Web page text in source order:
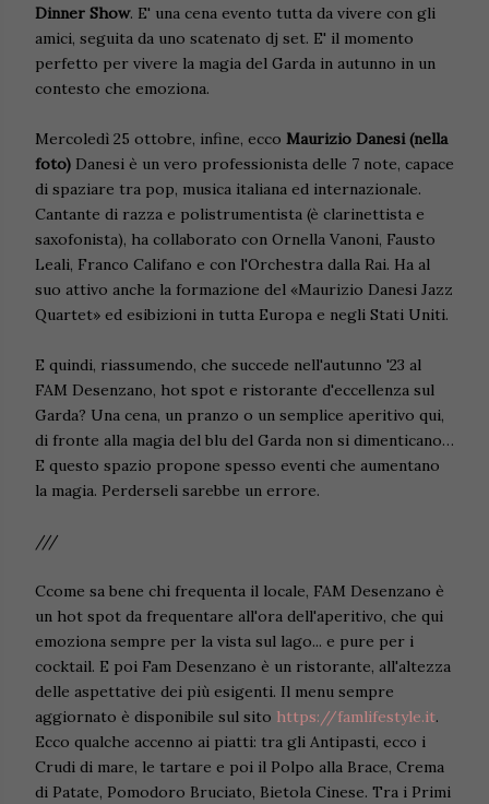
Dinner Show. E' una cena evento tutta da vivere con gli
amici, seguita da uno scatenato dj set. E' il momento
perfetto per vivere la magia del Garda in autunno in un
contesto che emoziona.
Mercoledì 25 ottobre, infine, ecco Maurizio Danesi (nella
foto) Danesi è un vero professionista delle 7 note, capace
di spaziare tra pop, musica italiana ed internazionale.
Cantante di razza e polistrumentista (è clarinettista e
saxofonista), ha collaborato con Ornella Vanoni, Fausto
Leali, Franco Califano e con l'Orchestra dalla Rai. Ha al
suo attivo anche la formazione del «Maurizio Danesi Jazz
Quartet» ed esibizioni in tutta Europa e negli Stati Uniti.
E quindi, riassumendo, che succede nell'autunno '23 al
FAM Desenzano, hot spot e ristorante d'eccellenza sul
Garda? Una cena, un pranzo o un semplice aperitivo qui,
di fronte alla magia del blu del Garda non si dimenticano…
E questo spazio propone spesso eventi che aumentano
la magia. Perderseli sarebbe un errore.
///
Ccome sa bene chi frequenta il locale, FAM Desenzano è
un hot spot da frequentare all'ora dell'aperitivo, che qui
emoziona sempre per la vista sul lago... e pure per i
cocktail. E poi Fam Desenzano è un ristorante, all'altezza
delle aspettative dei più esigenti. Il menu sempre
aggiornato è disponibile sul sito https://famlifestyle.it.
Ecco qualche accenno ai piatti: tra gli Antipasti, ecco i
Crudi di mare, le tartare e poi il Polpo alla Brace, Crema
di Patate, Pomodoro Bruciato, Bietola Cinese. Tra i Primi